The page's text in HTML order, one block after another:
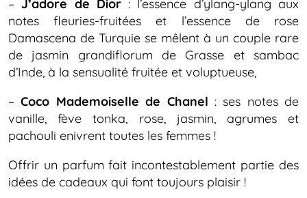
–J’adore de Dior: l’essence d’ylang-ylang aux
notes fleuries-fruitées et l’essence de rose
Damascena de Turquie se mêlent à un couple rare
de jasmin grandiflorum de Grasse et sambac
d’Inde, à la sensualité fruitée et voluptueuse,
–Coco Mademoiselle de Chanel : ses notes de
vanille, fève tonka, rose, jasmin, agrumes et
pachouli enivrent toutes les femmes !
Offrir un parfum fait incontestablement partie des
idées de cadeaux qui font toujours plaisir !